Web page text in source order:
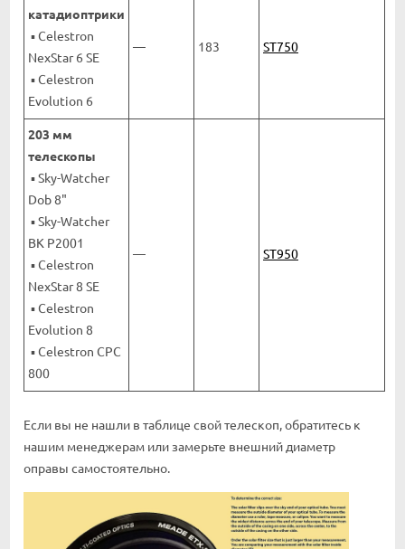
катадиоптрики
▪ Celestron
NexStar 6 SE
▪ Celestron
Evolution 6
— 183 ST750
203 мм
телескопы
▪ Sky-Watcher
Dob 8"
▪ Sky-Watcher
BK P2001
▪ Celestron
NexStar 8 SE
▪ Celestron
Evolution 8
▪ Celestron CPC
800
— ST950
Если вы не нашли в таблице свой телескоп, обратитесь к
нашим менеджерам или замерьте внешний диаметр
оправы самостоятельно.